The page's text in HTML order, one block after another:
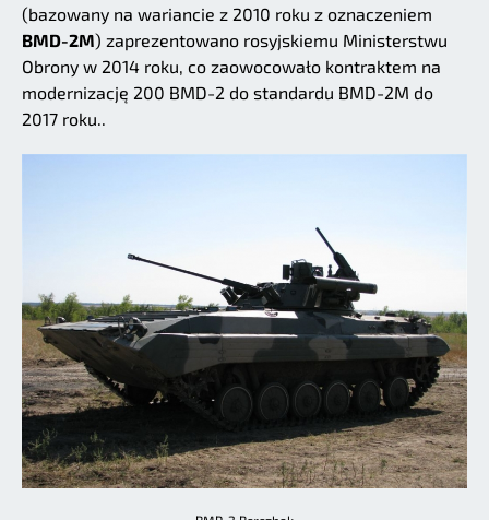
(bazowany na wariancie z 2010 roku z oznaczeniem
BMD-2M) zaprezentowano rosyjskiemu Ministerstwu
Obrony w 2014 roku, co zaowocowało kontraktem na
modernizację 200 BMD-2 do standardu BMD-2M do
2017 roku..